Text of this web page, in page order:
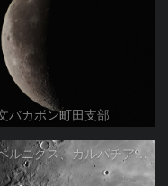
バカボン町田支部
コペルニクス、カルパチア山脈付近